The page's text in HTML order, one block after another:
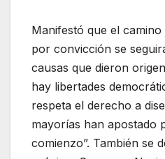
Manifestó que el
por convicción se
causas que dieron
hay libertades
respeta el derecho a
mayorías han apostado
comienzo”. También se